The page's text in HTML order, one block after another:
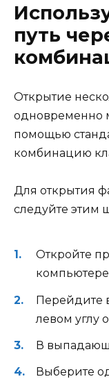
путь
Открытие
одновременно
помощью
комбинацию
Для открытия
следуйте этим
Откройте
Перейдите
левом углу
В
Выберите